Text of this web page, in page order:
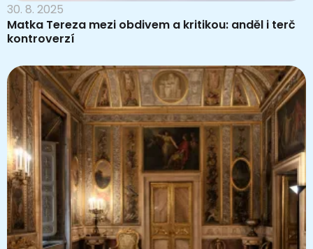
30. 8. 2025
Matka Tereza mezi obdivem a kritikou: anděl i terč
kontroverzí